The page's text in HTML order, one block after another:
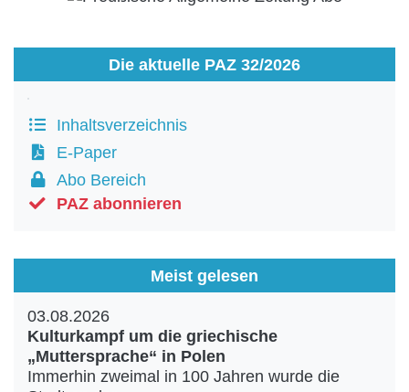
Die aktuelle PAZ 32/2026
Inhaltsverzeichnis
E-Paper
Abo Bereich
PAZ abonnieren
Meist gelesen
03.08.2026
Kulturkampf um die griechische
„Muttersprache“ in Polen
Immerhin zweimal in 100 Jahren wurde die